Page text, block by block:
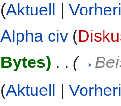
(Aktuell |
Alpha civ (
Bytes) . . (→
(Aktuell |